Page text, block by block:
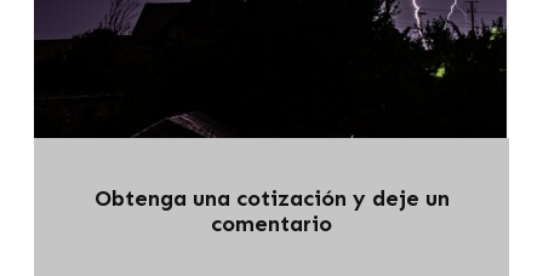
Obtenga una cotización y deje un
comentario